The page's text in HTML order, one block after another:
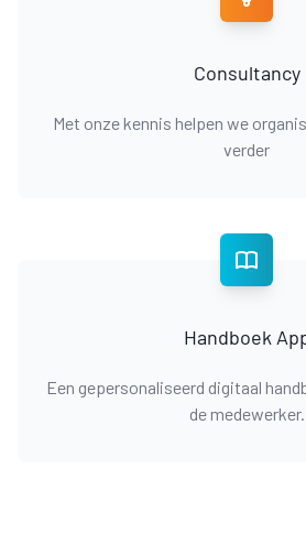
Consultancy
Met onze kennis helpen we
verder
Handboek
Een gepersonaliseerd digitaal
de medewerker.